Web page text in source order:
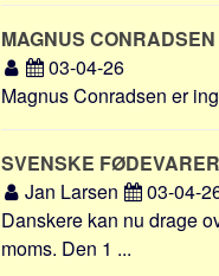
MAGNUS CONRADSEN
03-04-26
Magnus Conradsen er
SVENSKE
Jan Larsen
03-04-
Danskere kan nu drage
moms. Den 1 ...